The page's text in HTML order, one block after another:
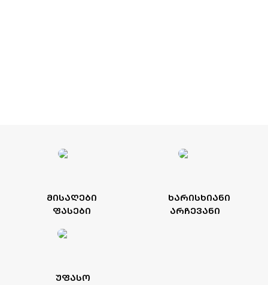
ᲮᲐᲠᲘᲡᲮᲘᲐᲜᲘ
ᲐᲠᲩᲔᲕᲐᲜᲘ
ᲛᲘᲡᲐᲦᲔᲑᲘ
ᲤᲐᲡᲔᲑᲘ
ᲣᲤᲐᲡᲝ